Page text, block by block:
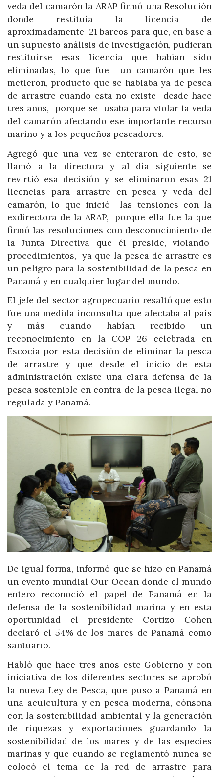
veda del camarón la ARAP firmó una Resolución
donde restituía la licencia de
aproximadamente 21 barcos para que, en base a
un supuesto análisis de investigación, pudieran
restituirse esas licencia que habían sido
eliminadas, lo que fue un camarón que les
metieron, producto que se hablaba ya de pesca
de arrastre cuando esta no existe desde hace
tres años, porque se usaba para violar la veda
del camarón afectando ese importante recurso
marino y a los pequeños pescadores.
Agregó que una vez se enteraron de esto, se
llamó a la directora y al día siguiente se
revirtió esa decisión y se eliminaron esas 21
licencias para arrastre en pesca y veda del
camarón, lo que inició las tensiones con la
exdirectora de la ARAP, porque ella fue la que
firmó las resoluciones con desconocimiento de
la Junta Directiva que él preside, violando
procedimientos, ya que la pesca de arrastre es
un peligro para la sostenibilidad de la pesca en
Panamá y en cualquier lugar del mundo.
El jefe del sector agropecuario resaltó que esto
fue una medida inconsulta que afectaba al país
y más cuando habían recibido un
reconocimiento en la COP 26 celebrada en
Escocia por esta decisión de eliminar la pesca
de arrastre y que desde el inicio de esta
administración existe una clara defensa de la
pesca sostenible en contra de la pesca ilegal no
regulada y Panamá.
De igual forma, informó que se hizo en Panamá
un evento mundial Our Ocean donde el mundo
entero reconoció el papel de Panamá en la
defensa de la sostenibilidad marina y en esta
oportunidad el presidente Cortizo Cohen
declaró el 54% de los mares de Panamá como
santuario.
Habló que hace tres años este Gobierno y con
iniciativa de los diferentes sectores se aprobó
la nueva Ley de Pesca, que puso a Panamá en
una acuicultura y en pesca moderna, cónsona
con la sostenibilidad ambiental y la generación
de riquezas y exportaciones guardando la
sostenibilidad de los mares y de las especies
marinas y que cuando se reglamentó nunca se
colocó el tema de la red de arrastre para